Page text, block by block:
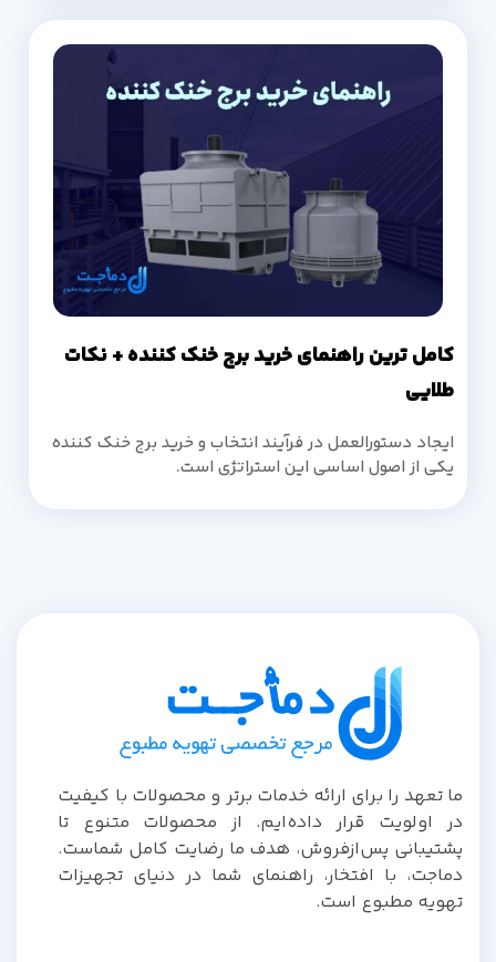
کامل ترین راهنمای خرید برج خنک کننده + نکات
طلایی
ایجاد دستورالعمل در فرآیند انتخاب و خرید برج خنک کننده
یکی از اصول اساسی این استراتژی است.
ما تعهد را برای ارائه خدمات برتر و محصولات با کیفیت
در اولویت قرار داده‌ایم. از محصولات متنوع تا
پشتیبانی پس‌از‌فروش، هدف ما رضایت کامل شماست.
دماجت، با افتخار، راهنمای شما در دنیای تجهیزات
تهویه مطبوع است.